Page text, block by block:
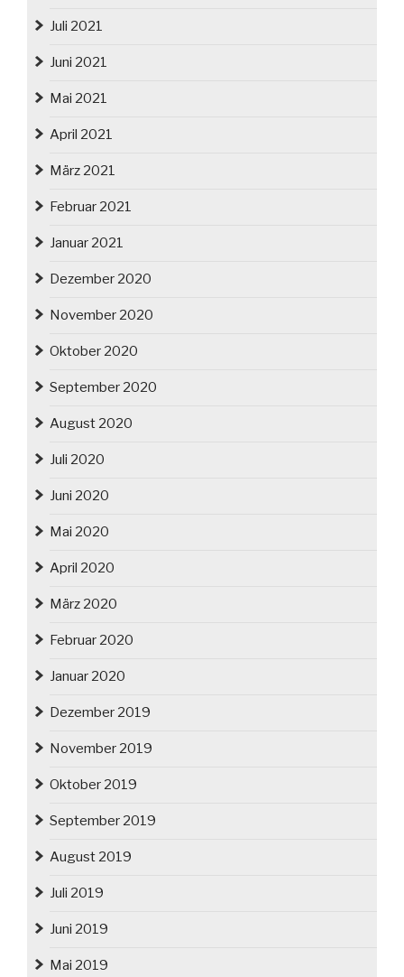
Juli 2021
Juni 2021
Mai 2021
April 2021
März 2021
Februar 2021
Januar 2021
Dezember 2020
November 2020
Oktober 2020
September 2020
August 2020
Juli 2020
Juni 2020
Mai 2020
April 2020
März 2020
Februar 2020
Januar 2020
Dezember 2019
November 2019
Oktober 2019
September 2019
August 2019
Juli 2019
Juni 2019
Mai 2019